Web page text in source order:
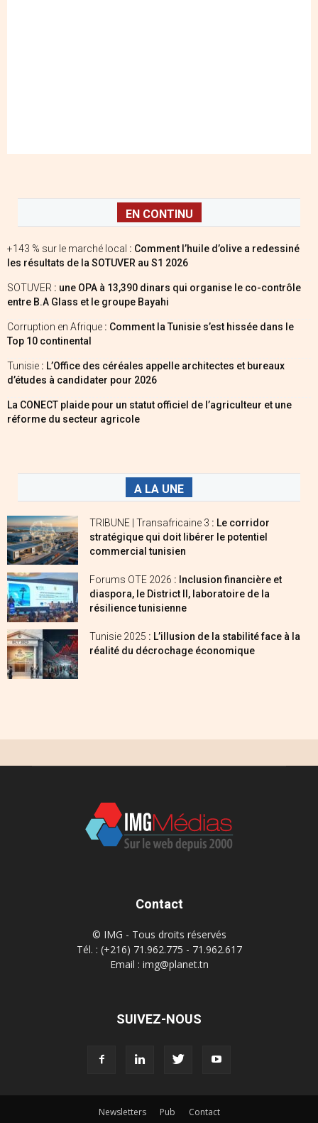
EN CONTINU
+143 % sur le marché local : Comment l’huile d’olive a redessiné
les résultats de la SOTUVER au S1 2026
SOTUVER : une OPA à 13,390 dinars qui organise le co-contrôle
entre B.A Glass et le groupe Bayahi
Corruption en Afrique : Comment la Tunisie s’est hissée dans le
Top 10 continental
Tunisie : L’Office des céréales appelle architectes et bureaux
d’études à candidater pour 2026
La CONECT plaide pour un statut officiel de l’agriculteur et une
réforme du secteur agricole
A LA UNE
TRIBUNE | Transafricaine 3 : Le corridor
stratégique qui doit libérer le potentiel
commercial tunisien
Forums OTE 2026 : Inclusion financière et
diaspora, le District II, laboratoire de la
résilience tunisienne
Tunisie 2025 : L’illusion de la stabilité face à la
réalité du décrochage économique
Contact
© IMG - Tous droits réservés
Tél. : (+216) 71.962.775 - 71.962.617
Email : img@planet.tn
SUIVEZ-NOUS
Newsletters Pub Contact